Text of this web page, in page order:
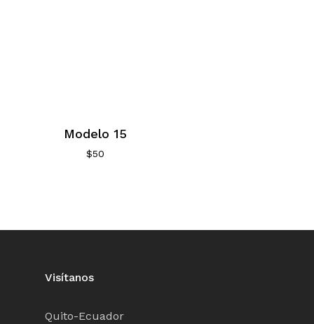
Modelo 15
$50
Visítanos
Quito-Ecuador